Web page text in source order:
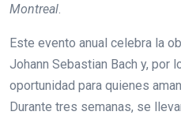
Montreal.
Este evento anual celebra la
Johann Sebastian Bach y, por
oportunidad para quienes
Durante tres semanas, se